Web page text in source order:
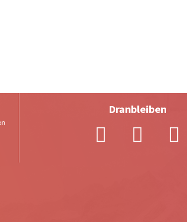
Dranbleiben